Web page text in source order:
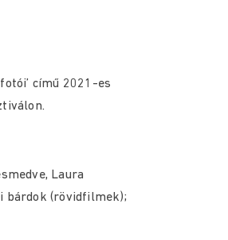
című 2021-es
Laura
bárdok (rövidfilmek);